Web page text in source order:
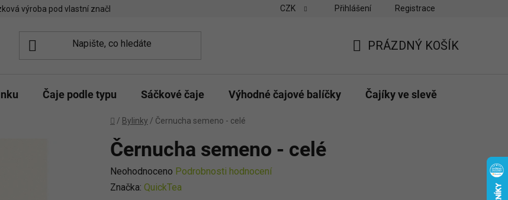
výroba pod vlastní značkou Velkoobchodní odběr pro obchody Možnosti platby a
CZK Přihlášení Registrace
KOŠÍK
PRÁZDNÝ KOŠÍK
Čaje podle typu Sáčkové čaje Výhodné čajové balíčky Čajíky ve slevě
Domů
/ Bylinky / Černucha semeno - celé
Černucha semeno - celé
Průměrné
hodnocení
Neohodnoceno Podrobnosti hodnocení
Značka: QuickTea